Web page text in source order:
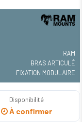
RAM
BRAS ARTICULÉ
FIXATION MODULAIRE
Disponibilité
À confirmer